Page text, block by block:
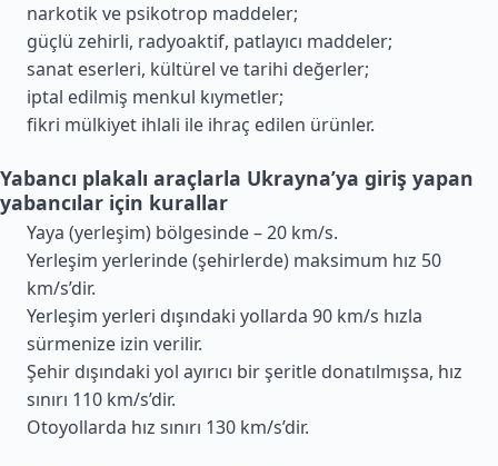
narkotik ve psikotrop maddeler;
güçlü zehirli, radyoaktif, patlayıcı maddeler;
sanat eserleri, kültürel ve tarihi değerler;
iptal edilmiş menkul kıymetler;
fikri mülkiyet ihlali ile ihraç edilen ürünler.
Yabancı plakalı araçlarla Ukrayna’ya giriş yapan
yabancılar için kurallar
Yaya (yerleşim) bölgesinde – 20 km/s.
Yerleşim yerlerinde (şehirlerde) maksimum hız 50
km/s’dir.
Yerleşim yerleri dışındaki yollarda 90 km/s hızla
sürmenize izin verilir.
Şehir dışındaki yol ayırıcı bir şeritle donatılmışsa, hız
sınırı 110 km/s’dir.
Otoyollarda hız sınırı 130 km/s’dir.